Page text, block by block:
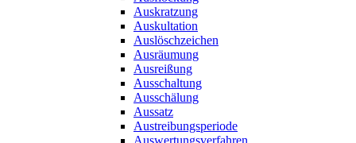
Auskratzung
Auskultation
Auslöschzeichen
Ausräumung
Ausreißung
Ausschaltung
Ausschälung
Aussatz
Austreibungsperiode
Auswertungsverfahren